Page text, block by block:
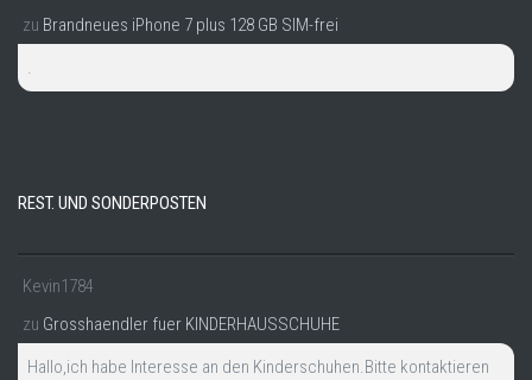
zu Brandneues iPhone 7 plus 128 GB SIM-frei
.
REST. UND SONDERPOSTEN
Kevin1784
zu Grosshaendler fuer KINDERHAUSSCHUHE
Hallo,ich habe Interesse an den Kinderschuhen.Bitte kontaktieren